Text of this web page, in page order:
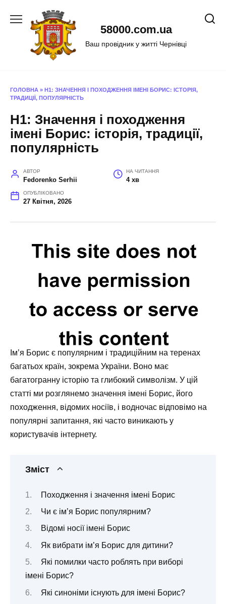
58000.com.ua
Ваш провідник у житті Чернівці
ГОЛОВНА » H1: ЗНАЧЕННЯ І ПОХОДЖЕННЯ ІМЕНІ БОРИС: ІСТОРІЯ,
ТРАДИЦІЇ, ПОПУЛЯРНІСТЬ
H1: Значення і походження
імені Борис: історія, традиції,
популярність
АВТОР
Fedorenko Serhii
НА ЧИТАННЯ
4 хв
ОПУБЛІКОВАНО
27 Квітня, 2026
Ім’я Борис є популярним і традиційним на теренах
багатьох країн, зокрема України. Воно має
багатогранну історію та глибокий символізм. У цій
статті ми розглянемо значення імені Борис, його
походження, відомих носіїв, і водночас відповімо на
популярні запитання, які часто виникають у
користувачів інтернету.
Зміст
Походження і значення імені Борис
Чи є ім’я Борис популярним?
Відомі носії імені Борис
Як вибрати ім’я Борис для дитини?
Які помилки часто роблять при виборі
імені Борис?
Які синоніми існують для імені Борис?